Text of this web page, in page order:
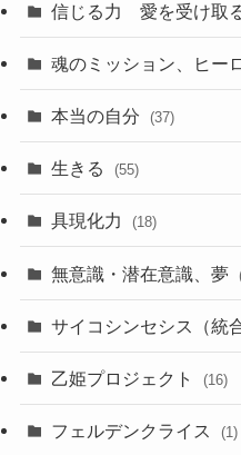
信じる力 愛を受け取
魂のミッション、ヒー
本当の自分 (37)
生きる (55)
具現化力 (18)
無意識・潜在意識、夢
サイコシンセシス（統
乙姫プロジェクト (16)
フェルデンクライス (1)